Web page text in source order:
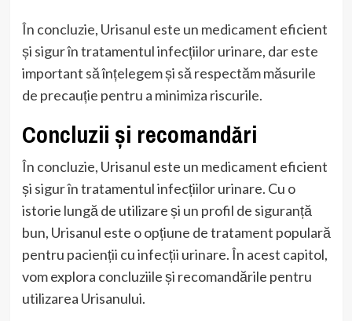
În concluzie, Urisanul este un medicament eficient
și sigur în tratamentul infecțiilor urinare, dar este
important să înțelegem și să respectăm măsurile
de precauție pentru a minimiza riscurile.
Concluzii și recomandări
În concluzie, Urisanul este un medicament eficient
și sigur în tratamentul infecțiilor urinare. Cu o
istorie lungă de utilizare și un profil de siguranță
bun, Urisanul este o opțiune de tratament populară
pentru pacienții cu infecții urinare. În acest capitol,
vom explora concluziile și recomandările pentru
utilizarea Urisanului.